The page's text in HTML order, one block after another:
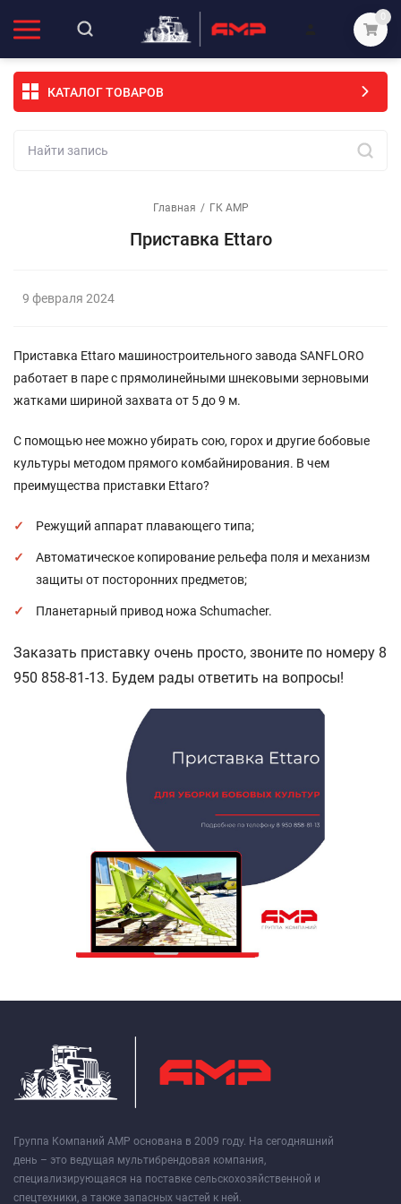
0
КАТАЛОГ ТОВАРОВ
Главная / ГК АМР
Приставка Ettaro
9 февраля 2024
Приставка Ettaro машиностроительного завода SАNFLORO
работает в паре с прямолинейными шнековыми зерновыми
жатками шириной захвата от 5 до 9 м.
С помощью нее можно убирать сою, горох и другие бобовые
культуры методом прямого комбайнирования. В чем
преимущества приставки Ettaro?
Режущий аппарат плавающего типа;
Автоматическое копирование рельефа поля и механизм
защиты от посторонних предметов;
Планетарный привод ножа Schumacher.
Заказать приставку очень просто, звоните по номеру 8
950 858-81-13. Будем рады ответить на вопросы!
Группа Компаний АМР основана в 2009 году. На сегодняшний
день – это ведущая мультибрендовая компания,
специализирующаяся на поставке сельскохозяйственной и
спецтехники, а также запасных частей к ней.